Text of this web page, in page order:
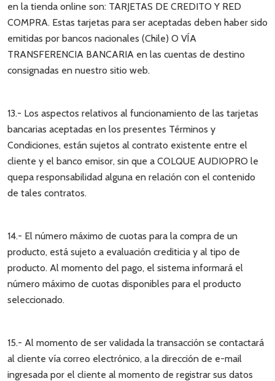
en la tienda online son: TARJETAS DE CREDITO Y RED
COMPRA. Estas tarjetas para ser aceptadas deben haber sido
emitidas por bancos nacionales (Chile) O VÍA
TRANSFERENCIA BANCARIA en las cuentas de destino
consignadas en nuestro sitio web.
13.- Los aspectos relativos al funcionamiento de las tarjetas
bancarias aceptadas en los presentes Términos y
Condiciones, están sujetos al contrato existente entre el
cliente y el banco emisor, sin que a COLQUE AUDIOPRO le
quepa responsabilidad alguna en relación con el contenido
de tales contratos.
14.- El número máximo de cuotas para la compra de un
producto, está sujeto a evaluación crediticia y al tipo de
producto. Al momento del pago, el sistema informará el
número máximo de cuotas disponibles para el producto
seleccionado.
15.- Al momento de ser validada la transacción se contactará
al cliente vía correo electrónico, a la dirección de e-mail
ingresada por el cliente al momento de registrar sus datos